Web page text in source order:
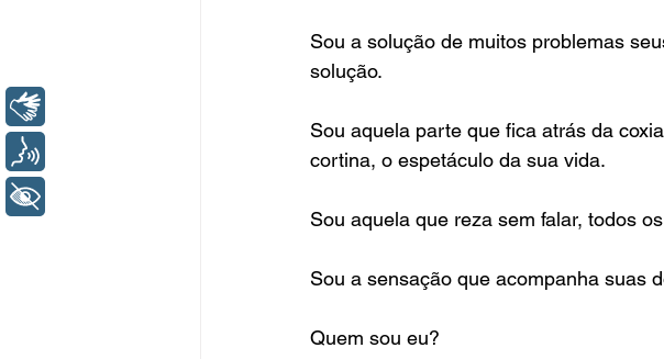
Sou a solução de muitos problemas
solução.
Sou aquela parte que fica atrás da
cortina, o espetáculo da sua vida.
Sou aquela que reza sem falar, todos
Sou a sensação que acompanha suas
Quem sou eu?